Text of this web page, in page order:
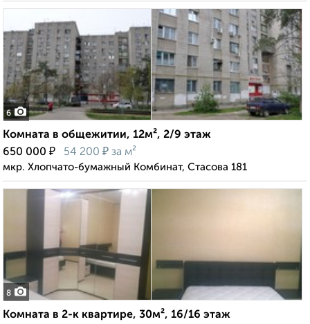
6
Комната в общежитии, 12м², 2/9 этаж
650 000 ₽ 54 200 ₽ за м²
мкр. Хлопчато-бумажный Комбинат, Стасова 181
8
Комната в 2-к квартире, 30м², 16/16 этаж